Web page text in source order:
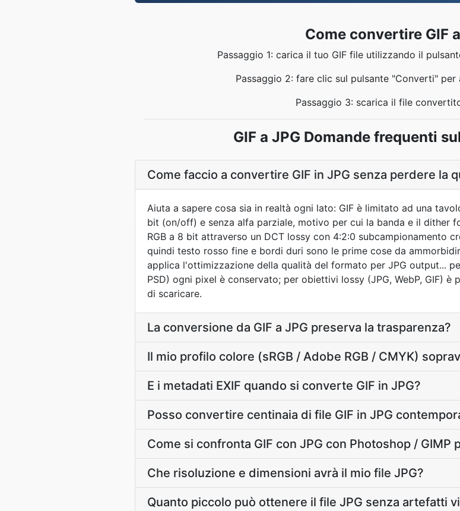
Come convertire GIF
Passaggio 1: carica il tuo GIF file utilizzando il
Passaggio 2: fare clic sul pulsante "Converti" per
Passaggio 3: scarica il file
GIF a JPG Domande frequenti
Come faccio a convertire GIF in JPG senza perdere la
Aiuta a sapere cosa sia in realtà ogni lato: GIF è limitato ad una
bit (on/off) e senza alfa parziale, motivo per cui la banda e il dither
RGB a 8 bit attraverso un DCT lossy con 4:2:0 subcampionamento
quindi testo rosso fine e bordi duri sono le prime cose da
applica l'ottimizzazione della qualità del formato per JPG output...
PSD) ogni pixel è conservato; per obiettivi lossy (JPG, WebP, GIF)
di scaricare.
La conversione da GIF a JPG preserva la trasparenza?
Il mio profilo colore (sRGB / Adobe RGB / CMYK)
E i metadati EXIF quando si converte GIF in JPG?
Posso convertire centinaia di file GIF in JPG
Come si confronta GIF con JPG con Photoshop / GIMP
Che risoluzione e dimensioni avrà il mio file JPG?
Quanto piccolo può ottenere il file JPG senza artefatti